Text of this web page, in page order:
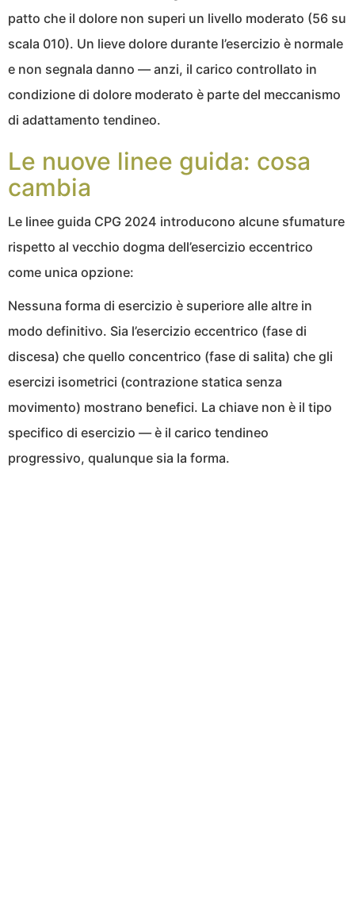
patto che il dolore non superi un livello moderato (56 su
scala 010). Un lieve dolore durante l’esercizio è normale
e non segnala danno — anzi, il carico controllato in
condizione di dolore moderato è parte del meccanismo
di adattamento tendineo.
Le nuove linee guida: cosa
cambia
Le linee guida CPG 2024 introducono alcune sfumature
rispetto al vecchio dogma dell’esercizio eccentrico
come unica opzione:
Nessuna forma di esercizio è superiore alle altre in
modo definitivo. Sia l’esercizio eccentrico (fase di
discesa) che quello concentrico (fase di salita) che gli
esercizi isometrici (contrazione statica senza
movimento) mostrano benefici. La chiave non è il tipo
specifico di esercizio — è il carico tendineo
progressivo, qualunque sia la forma.